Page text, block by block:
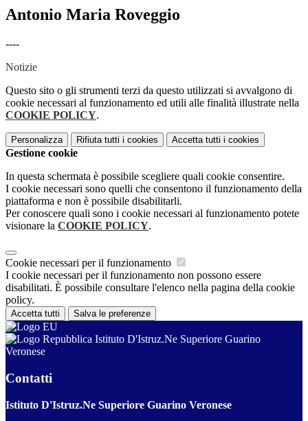
Antonio Maria Roveggio
----
Notizie
Questo sito o gli strumenti terzi da questo utilizzati si avvalgono di
cookie necessari al funzionamento ed utili alle finalità illustrate nella
COOKIE POLICY.
Personalizza Rifiuta tutti i cookies Accetta tutti i cookies
Gestione cookie
In questa schermata è possibile scegliere quali cookie consentire.
I cookie necessari sono quelli che consentono il funzionamento della
piattaforma e non è possibile disabilitarli.
Per conoscere quali sono i cookie necessari al funzionamento potete
visionare la COOKIE POLICY.
Cookie necessari per il funzionamento
I cookie necessari per il funzionamento non possono essere
disabilitati. È possibile consultare l'elenco nella pagina della cookie
policy.
Accetta tutti Salva le preferenze
Istituto D'Istruz.Ne Superiore Guarino
Veronese
Contatti
Istituto D'Istruz.Ne Superiore Guarino Veronese